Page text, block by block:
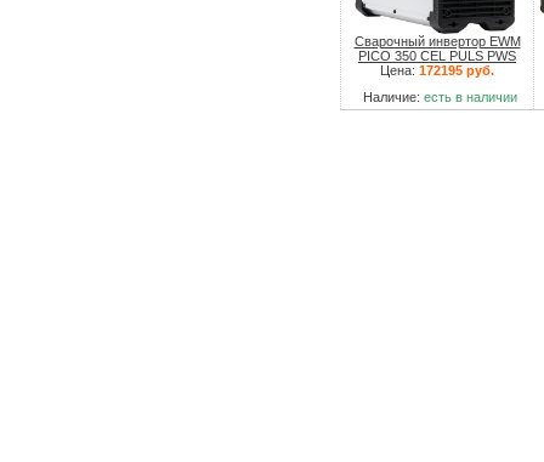
Сварочный инвертор EWM
PICO 350 CEL PULS PWS
Цена: 172195 руб.
Наличие: есть в наличии